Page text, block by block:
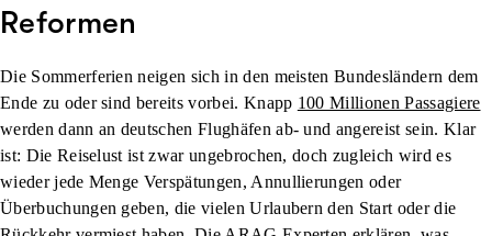
Reformen
Die Sommerferien neigen sich in den meisten Bundesländern dem
Ende zu oder sind bereits vorbei. Knapp 100 Millionen Passagiere
werden dann an deutschen Flughäfen ab- und angereist sein. Klar
ist: Die Reiselust ist zwar ungebrochen, doch zugleich wird es
wieder jede Menge Verspätungen, Annullierungen oder
Überbuchungen geben, die vielen Urlaubern den Start oder die